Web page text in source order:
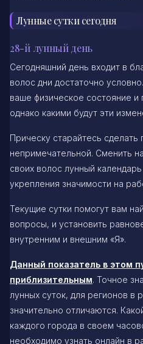
Лунные сутки сегодня
28-й лунный день
Сегодняшний день входит в
волос дни достаточно
ваше физическое состояние
однако какими будут эти
Прическу старайтесь сделать
непримечательной. Сменить
своих волос лунный
укрепления значимости на
Текущие сутки помогут вам
вопросы, и установить
внутренним и внешним «Я».
Данный показатель в этом
приблизительным. Точное
лунных суток, для регионов в
значительно отличаются.
каждого города в своем
необходимо узнать онлайн в